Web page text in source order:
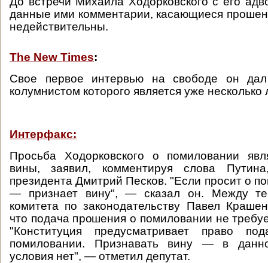
данные ими комментарии, касающиеся
недействительны.
The New Times:
Свое первое интервью на свободе он
колумнистом которого является уже несколько
Интерфакс:
Просьба Ходорковского о помиловании
вины, заявил, комментируя слова Путина,
президента Дмитрий Песков. "Если просит о
— признает вину", — сказал он. Между
комитета по законодательству Павел
что подача прошения о помиловании не
"Конституция предусматривает право
помиловании. Признавать вину — в
условия нет", — отметил депутат.